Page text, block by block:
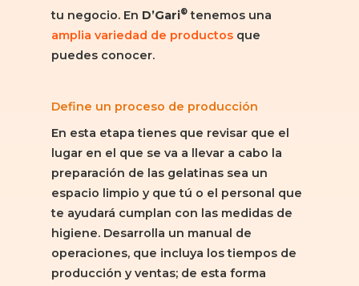
tu negocio. En D’Gari® tenemos una
amplia variedad de productos que
puedes conocer.
Define un proceso de producción
En esta etapa tienes que revisar que el
lugar en el que se va a llevar a cabo la
preparación de las gelatinas sea un
espacio limpio y que tú o el personal que
te ayudará cumplan con las medidas de
higiene. Desarrolla un manual de
operaciones, que incluya los tiempos de
producción y ventas; de esta forma